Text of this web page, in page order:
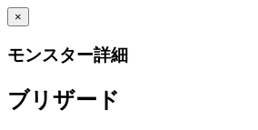
×
モンスター詳細
ブリザード